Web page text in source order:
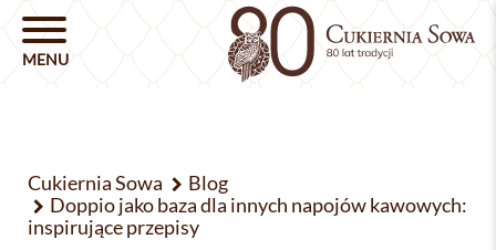
Cukiernia Sowa
Blog
Doppio jako baza dla innych napojów kawowych:
inspirujące przepisy